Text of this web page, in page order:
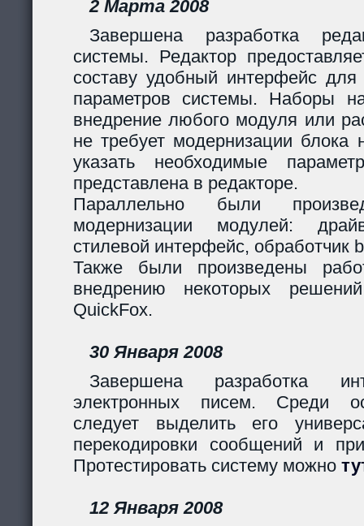
2 Марта 2008
Завершена разработка
системы. Редактор
составу удобный интерфейс для
параметров системы. Наборы
внедрение любого модуля или
не требует модернизации блока
указать необходимые
представлена в редакторе.
Параллельно были
модернизации модулей:
стилевой интерфейс, обработчик
Также были произведены
внедрению некоторых
QuickFox.
30 Января 2008
Завершена разработка
электронных писем. Среди
следует выделить его
перекодировки сообщений и
Протестировать систему можно
12 Января 2008